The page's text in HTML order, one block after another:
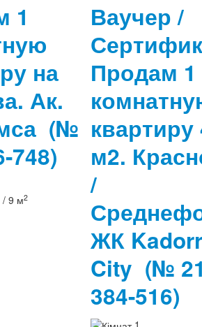
1
на
Ак.
(№
748)
/ 9 м2
Ваучер /
Продам 1
квартиру
м2.
/
ЖК Kadorr
City (№
384-516)
1